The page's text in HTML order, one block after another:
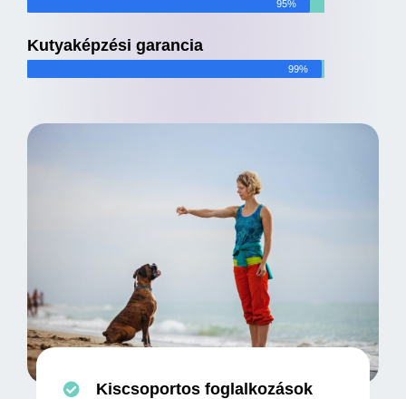
95%
Kutyaképzési garancia
99%
Kiscsoportos foglalkozások